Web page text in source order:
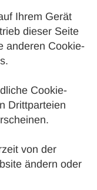
Ihrem Gerät
dieser Seite
anderen Cookie-
Cookie-
Drittparteien
von der
ändern oder